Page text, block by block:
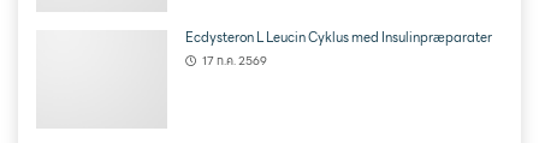
Ecdysteron L Leucin Cyklus med Insulinpræparater
17 ก.ค. 2569